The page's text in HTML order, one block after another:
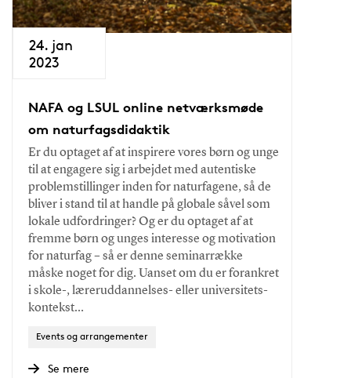
24. jan
2023
NAFA og LSUL online netværksmøde
om naturfagsdidaktik
Er du optaget af at inspirere vores børn og unge
til at engagere sig i arbejdet med autentiske
problemstillinger inden for naturfagene, så de
bliver i stand til at handle på globale såvel som
lokale udfordringer? Og er du optaget af at
fremme børn og unges interesse og motivation
for naturfag – så er denne seminarrække
måske noget for dig. Uanset om du er forankret
i skole-, læreruddannelses- eller universitets-
kontekst…
Events og arrangementer
Se mere